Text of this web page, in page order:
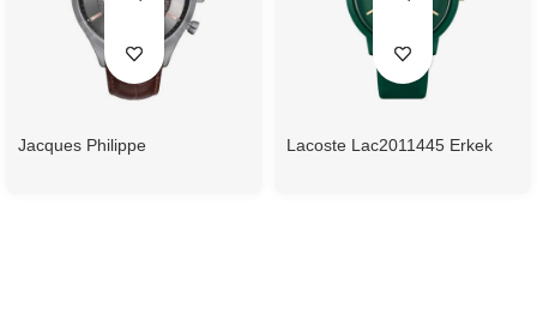
Jacques Philippe
Lacoste Lac2011445 Erkek